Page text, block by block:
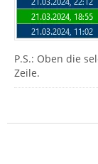
P.S.: Oben die
Zeile.